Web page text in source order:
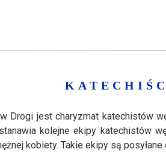
Drogi jest charyzmat katechistów
kolejne ekipy katechistów
kobiety. Takie ekipy są